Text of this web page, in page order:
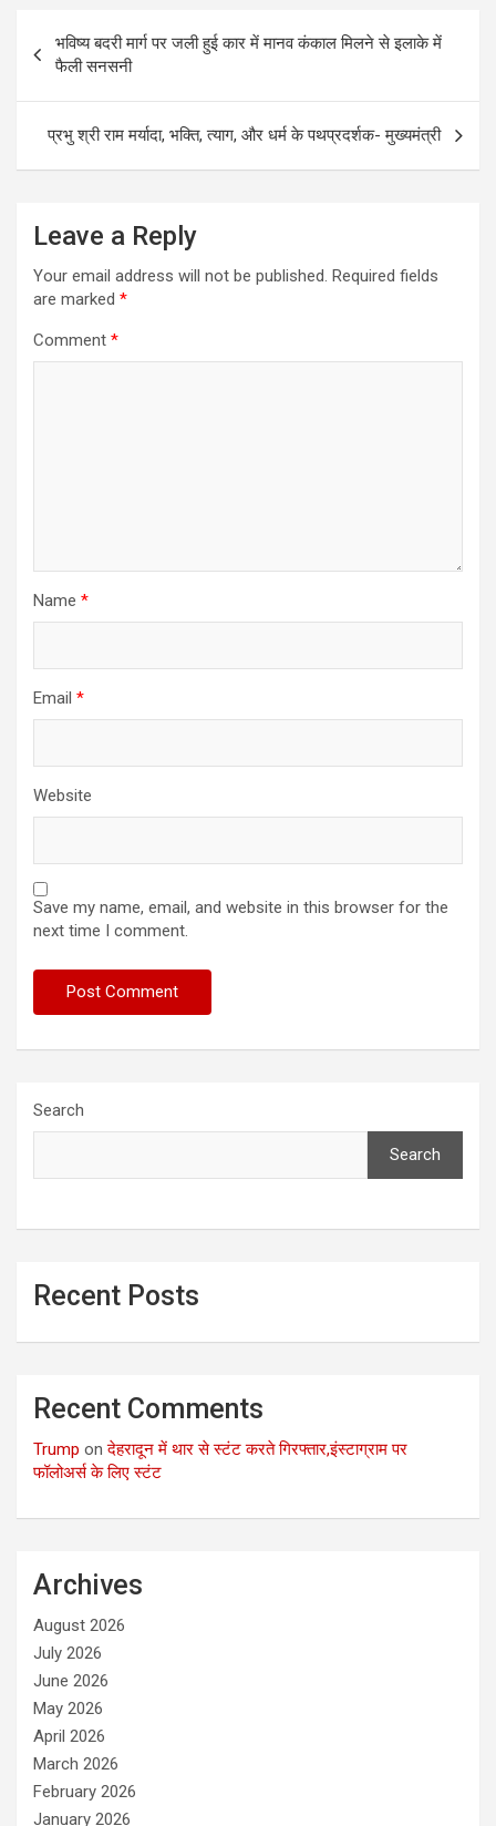
b
o
o
k
s
p
p
e
Post
navigation
भविष्य बदरी मार्ग पर जली हुई कार में मानव कंकाल मिलने से इलाके में
फैली सनसनी
प्रभु श्री राम मर्यादा, भक्ति, त्याग, और धर्म के पथप्रदर्शक- मुख्यमंत्री
Leave a Reply
Your email address will not be published. Required fields
are marked *
Comment *
Name *
Email *
Website
Save my name, email, and website in this browser for the
next time I comment.
Search
Search
Recent Posts
Recent Comments
Trump onदेहरादून में थार से स्टंट करते गिरफ्तार,इंस्टाग्राम पर
फॉलोअर्स के लिए स्टंट
Archives
August 2026
July 2026
June 2026
May 2026
April 2026
March 2026
February 2026
January 2026